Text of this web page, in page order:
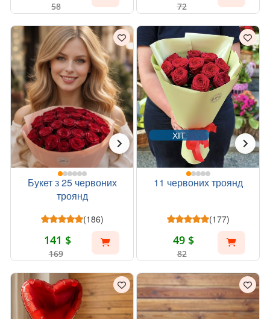
58 72
Букет з 25 червоних
троянд
(186)
141 $
169
ХІТ
11 червоних троянд
(177)
49 $
82